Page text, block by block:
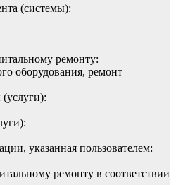
(системы):
ремонту:
оборудования, ремонт
указанная пользователем:
ремонту в соответствии